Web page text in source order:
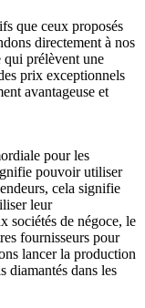
que ceux proposés
directement à nos
qui prélèvent une
prix exceptionnels
avantageuse et
pour les
pouvoir utiliser
cela signifie
leur
sociétés de négoce, le
fournisseurs pour
lancer la production
diamantés dans les